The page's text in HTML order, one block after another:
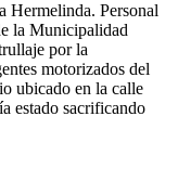
Hermelinda. Personal
la Municipalidad
por la
motorizados del
ubicado en la calle
estado sacrificando